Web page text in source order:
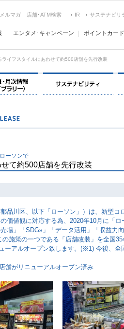
メルマガ 店舗･ATM検索 IR サステナビリ
エンタメ･キャンペーン ポイントカード
ライフスタイルにあわせて約500店舗を先行改装
ーソンで
て約500店舗を先行改装
品川区、以下「ローソン」）は、新型コ
価値観に対応する為、2020年10月に「
場」「SDGs」「データ活用」「収益力
施策の一つである「店舗改装」を全国
ーアルオープン致します。(※1) 今後、全
がリニューアルオープン済み